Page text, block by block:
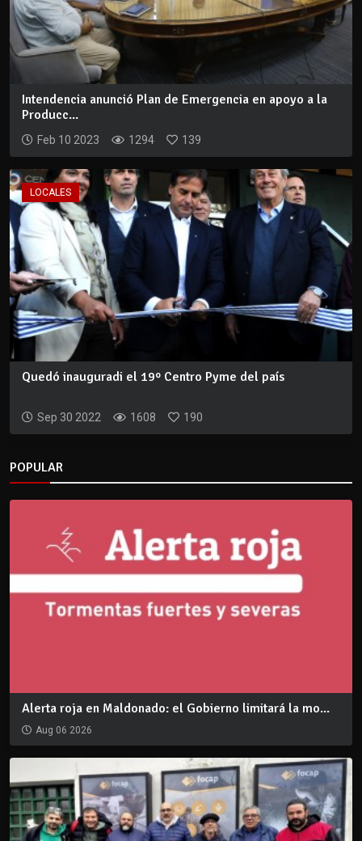
Intendencia anunció Plan de Emergencia en apoyo a la
Producc...
Feb 10 2023 1294 139
LOCALES
Quedó inauguradi el 19º Centro Pyme del país
Sep 30 2022 1608 190
POPULAR
Alerta roja en Maldonado: el Gobierno limitará la mo...
Aug 06 2026